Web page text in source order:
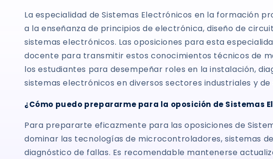
La especialidad de Sistemas Electrónicos en la formación
a la enseñanza de principios de electrónica, diseño de
sistemas electrónicos. Las oposiciones para esta
docente para transmitir estos conocimientos técnicos de
los estudiantes para desempeñar roles en la instalación,
sistemas electrónicos en diversos sectores industriales y de
¿Cómo puedo prepararme para la oposición de Sistemas
Para prepararte eficazmente para las oposiciones de
dominar las tecnologías de microcontroladores, sistemas
diagnóstico de fallas. Es recomendable mantenerse